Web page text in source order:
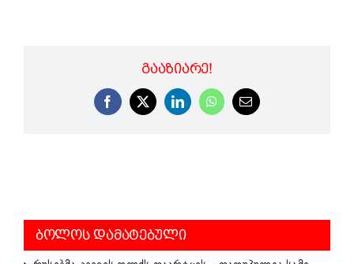
ᲒᲐᲐᲖᲘᲐᲠᲔ!
Facebook
X LinkedInWhatsApp
Email
ᲑᲝᲚᲝᲡ ᲓᲐᲛᲐᲢᲔᲑᲣᲚᲘ